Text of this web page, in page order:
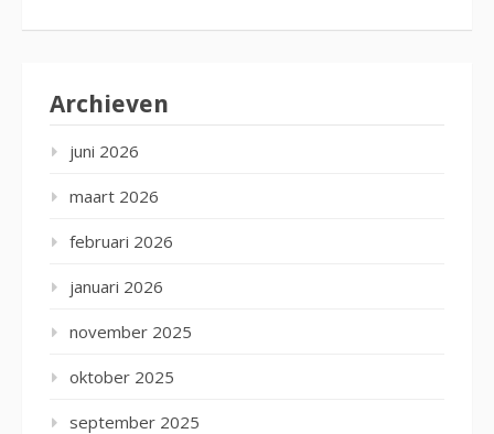
Archieven
juni 2026
maart 2026
februari 2026
januari 2026
november 2025
oktober 2025
september 2025